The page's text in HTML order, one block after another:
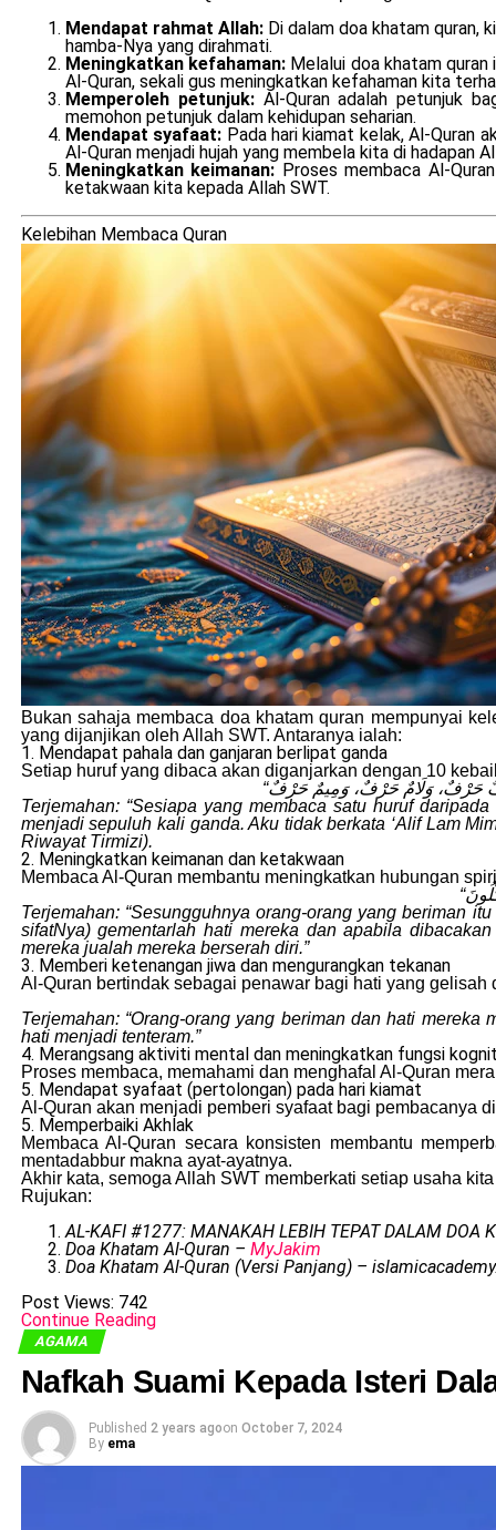
Mendapat rahmat Allah: Di dalam doa khatam quran,
hamba-Nya yang dirahmati.
Meningkatkan kefahaman: Melalui doa khatam
Al-Quran, sekali gus meningkatkan kefahaman kita
Memperoleh petunjuk: Al-Quran adalah petunjuk
memohon petunjuk dalam kehidupan seharian.
Mendapat syafaat: Pada hari kiamat kelak, Al-Quran
Al-Quran menjadi hujah yang membela kita di hadapan
Meningkatkan keimanan: Proses membaca Al-
ketakwaan kita kepada Allah SWT.
Kelebihan Membaca Quran
Bukan sahaja membaca doa khatam quran mempunyai
yang dijanjikan oleh Allah SWT. Antaranya ialah:
1. Mendapat pahala dan ganjaran berlipat ganda
Setiap huruf yang dibaca akan diganjarkan dengan 10
Terjemahan: “Sesiapa yang membaca satu huruf
menjadi sepuluh kali ganda. Aku tidak berkata ‘Alif Lam
Riwayat Tirmizi).
2. Meningkatkan keimanan dan ketakwaan
Membaca Al-Quran membantu meningkatkan hubungan
Terjemahan: “Sesungguhnya orang-orang yang beriman
sifatNya) gementarlah hati mereka dan apabila
mereka jualah mereka berserah diri.”
3. Memberi ketenangan jiwa dan mengurangkan tekanan
Al-Quran bertindak sebagai penawar bagi hati yang gelisah
Terjemahan: “Orang-orang yang beriman dan hati
hati menjadi tenteram.”
4. Merangsang aktiviti mental dan meningkatkan fungsi
Proses membaca, memahami dan menghafal Al-Quran
5. Mendapat syafaat (pertolongan) pada hari kiamat
Al-Quran akan menjadi pemberi syafaat bagi pembacanya
5. Memperbaiki Akhlak
Membaca Al-Quran secara konsisten membantu
mentadabbur makna ayat-ayatnya.
Akhir kata, semoga Allah SWT memberkati setiap usaha
Rujukan:
AL-KAFI #1277: MANAKAH LEBIH TEPAT DALAM DOA
Doa Khatam Al-Quran – MyJakim
Doa Khatam Al-Quran (Versi Panjang) –
Post Views: 742
Continue Reading
AGAMA
Nafkah Suami Kepada Isteri
Published 2 years agoon October 7, 2024
By ema